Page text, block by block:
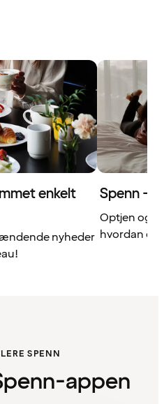
enkelt
nyheder
Spenn –
Optjen og
hvordan
SPENN
appen